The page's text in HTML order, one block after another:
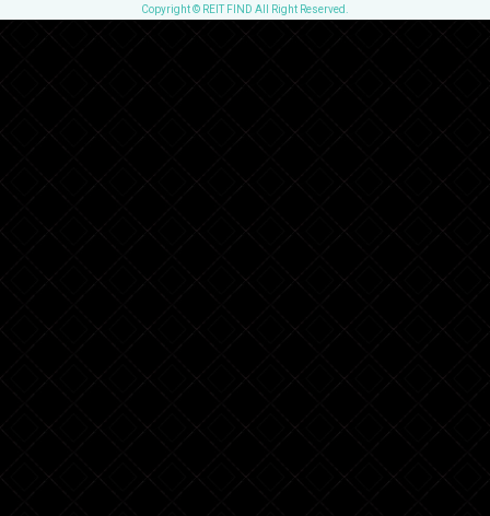
Copyright © REIT FIND All Right Reserved.